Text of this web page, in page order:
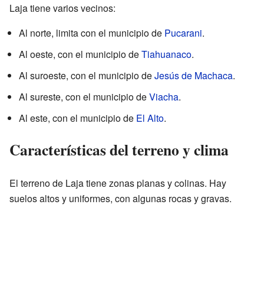
Laja tiene varios vecinos:
Al norte, limita con el municipio de Pucarani.
Al oeste, con el municipio deTiahuanaco.
Al suroeste, con el municipio deJesús de Machaca.
Al sureste, con el municipio deViacha.
Al este, con el municipio de El Alto.
Características del terreno y clima
El terreno de Laja tiene zonas planas y colinas. Hay
suelos altos y uniformes, con algunas rocas y gravas.